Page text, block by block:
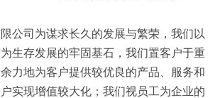
公司为谋求长久的发展与繁荣，我们以
生存发展的牢固基石，我们置客户于重
力地为客户提供较优良的产品、服务和
实现增值较大化；我们视员工为企业的